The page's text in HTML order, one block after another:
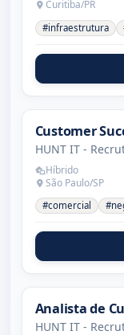
Curitiba/PR
#infraestrutura
Customer
HUNT IT -
Híbrido
São Paulo/SP
#comercial
Analista de
HUNT IT -